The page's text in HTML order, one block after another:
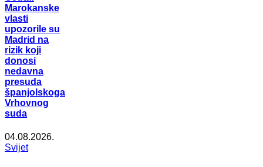
Marokanske
vlasti
upozorile su
Madrid na
rizik koji
donosi
nedavna
presuda
španjolskoga
Vrhovnog
suda
04.08.2026.
Svijet